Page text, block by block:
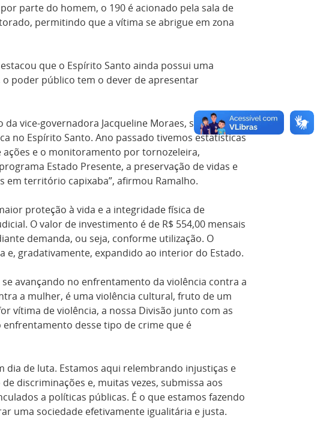
parte do homem, o 190 é acionado pela sala de
permitindo que a vítima se abrigue em zona
que o Espírito Santo ainda possui uma
poder público tem o dever de apresentar
vice-governadora Jacqueline Moraes, sempre nos
no Espírito Santo. Ano passado tivemos estatísticas
ações e o monitoramento por tornozeleira,
Estado Presente, a preservação de vidas e
em território capixaba”, afirmou Ramalho.
proteção à vida e a integridade física de
O valor de investimento é de R$ 554,00 mensais
demanda, ou seja, conforme utilização. O
gradativamente, expandido ao interior do Estado.
avançando no enfrentamento da violência contra a
a mulher, é uma violência cultural, fruto de um
vítima de violência, a nossa Divisão junto com as
desse tipo de crime que é
dia de luta. Estamos aqui relembrando injustiças e
discriminações e, muitas vezes, submissa aos
a políticas públicas. É o que estamos fazendo
uma sociedade efetivamente igualitária e justa.